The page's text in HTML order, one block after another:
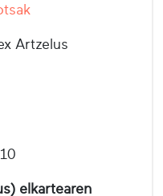
Artzelus
elkartearen